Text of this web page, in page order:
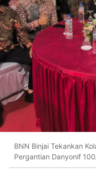
BNN Binjai Tekankan
Pergantian Danyonif